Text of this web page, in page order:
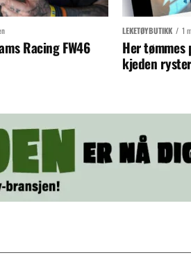
Racing FW46
LEKETØYBUTIKK 1
Her
kjeden